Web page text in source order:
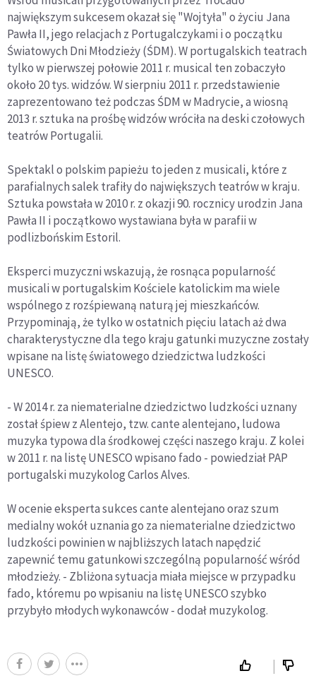
największym sukcesem okazał się "Wojtyła" o życiu Jana
Pawła II, jego relacjach z Portugalczykami i o początku
Światowych Dni Młodzieży (ŚDM). W portugalskich teatrach
tylko w pierwszej połowie 2011 r. musical ten zobaczyło
około 20 tys. widzów. W sierpniu 2011 r. przedstawienie
zaprezentowano też podczas ŚDM w Madrycie, a wiosną
2013 r. sztuka na prośbę widzów wróciła na deski czołowych
teatrów Portugalii.
Spektakl o polskim papieżu to jeden z musicali, które z
parafialnych salek trafiły do największych teatrów w kraju.
Sztuka powstała w 2010 r. z okazji 90. rocznicy urodzin Jana
Pawła II i początkowo wystawiana była w parafii w
podlizbońskim Estoril.
Eksperci muzyczni wskazują, że rosnąca popularność
musicali w portugalskim Kościele katolickim ma wiele
wspólnego z rozśpiewaną naturą jej mieszkańców.
Przypominają, że tylko w ostatnich pięciu latach aż dwa
charakterystyczne dla tego kraju gatunki muzyczne zostały
wpisane na listę światowego dziedzictwa ludzkości
UNESCO.
- W 2014 r. za niematerialne dziedzictwo ludzkości uznany
został śpiew z Alentejo, tzw. cante alentejano, ludowa
muzyka typowa dla środkowej części naszego kraju. Z kolei
w 2011 r. na listę UNESCO wpisano fado - powiedział PAP
portugalski muzykolog Carlos Alves.
W ocenie eksperta sukces cante alentejano oraz szum
medialny wokół uznania go za niematerialne dziedzictwo
ludzkości powinien w najbliższych latach napędzić
zapewnić temu gatunkowi szczególną popularność wśród
młodzieży. - Zbliżona sytuacja miała miejsce w przypadku
fado, któremu po wpisaniu na listę UNESCO szybko
przybyło młodych wykonawców - dodał muzykolog.